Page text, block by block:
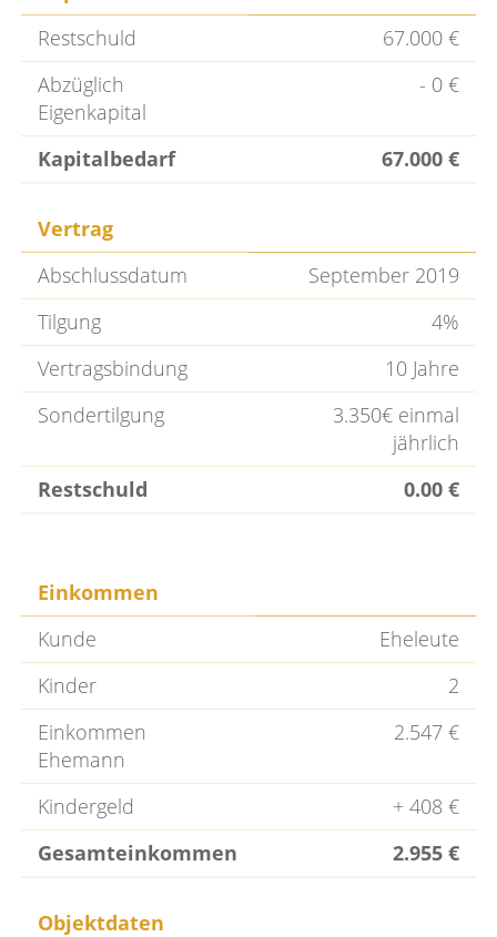
Restschuld
67.000 €
Abzüglich
Eigenkapital
- 0 €
Kapitalbedarf 67.000 €
Vertrag
Abschlussdatum
September 2019
Tilgung
4%
Vertragsbindung
10 Jahre
Sondertilgung
3.350€ einmal
jährlich
Restschuld
0.00 €
Einkommen
Kunde
Eheleute
Kinder
2
Einkommen
Ehemann
2.547 €
Kindergeld
+ 408 €
Gesamteinkommen
2.955 €
Objektdaten